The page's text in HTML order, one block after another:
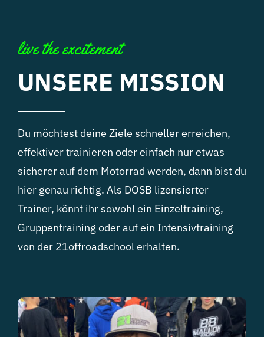
live the excitement
UNSERE MISSION
Du möchtest deine Ziele schneller erreichen,
effektiver trainieren oder einfach nur etwas
sicherer auf dem Motorrad werden, dann bist du
hier genau richtig. Als DOSB lizensierter
Trainer, könnt ihr sowohl ein Einzeltraining,
Gruppentraining oder auf ein Intensivtraining
von der 21offroadschool erhalten.